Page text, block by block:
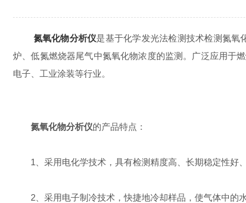
氮氧化物分析仪是基于化学发光法检测技术检测氮氧
炉、低氮燃烧器尾气中氮氧化物浓度的监测。广泛应用于
电子、工业涂装等行业。
氮氧化物分析仪的产品特点：
1、采用电化学技术，具有检测精度高、长期稳定性好、
2、采用电子制冷技术，快捷地冷却样品，使气体中的水